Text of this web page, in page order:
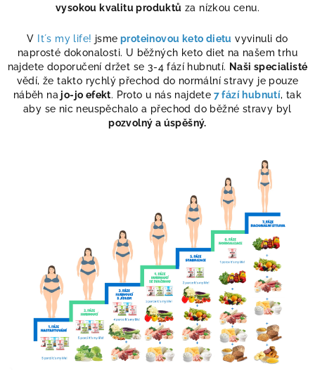
vysokou kvalitu produktů za nízkou cenu.
V It´s my life! jsme proteinovou keto dietu vyvinuli do
naprosté dokonalosti. U běžných keto diet na našem trhu
najdete doporučení držet se 3-4 fází hubnutí. Naši specialisté
vědí, že takto rychlý přechod do normální stravy je pouze
náběh na jo-jo efekt. Proto u nás najdete 7 fází hubnutí, tak
aby se nic neuspěchalo a přechod do běžné stravy byl
pozvolný a úspěšný.